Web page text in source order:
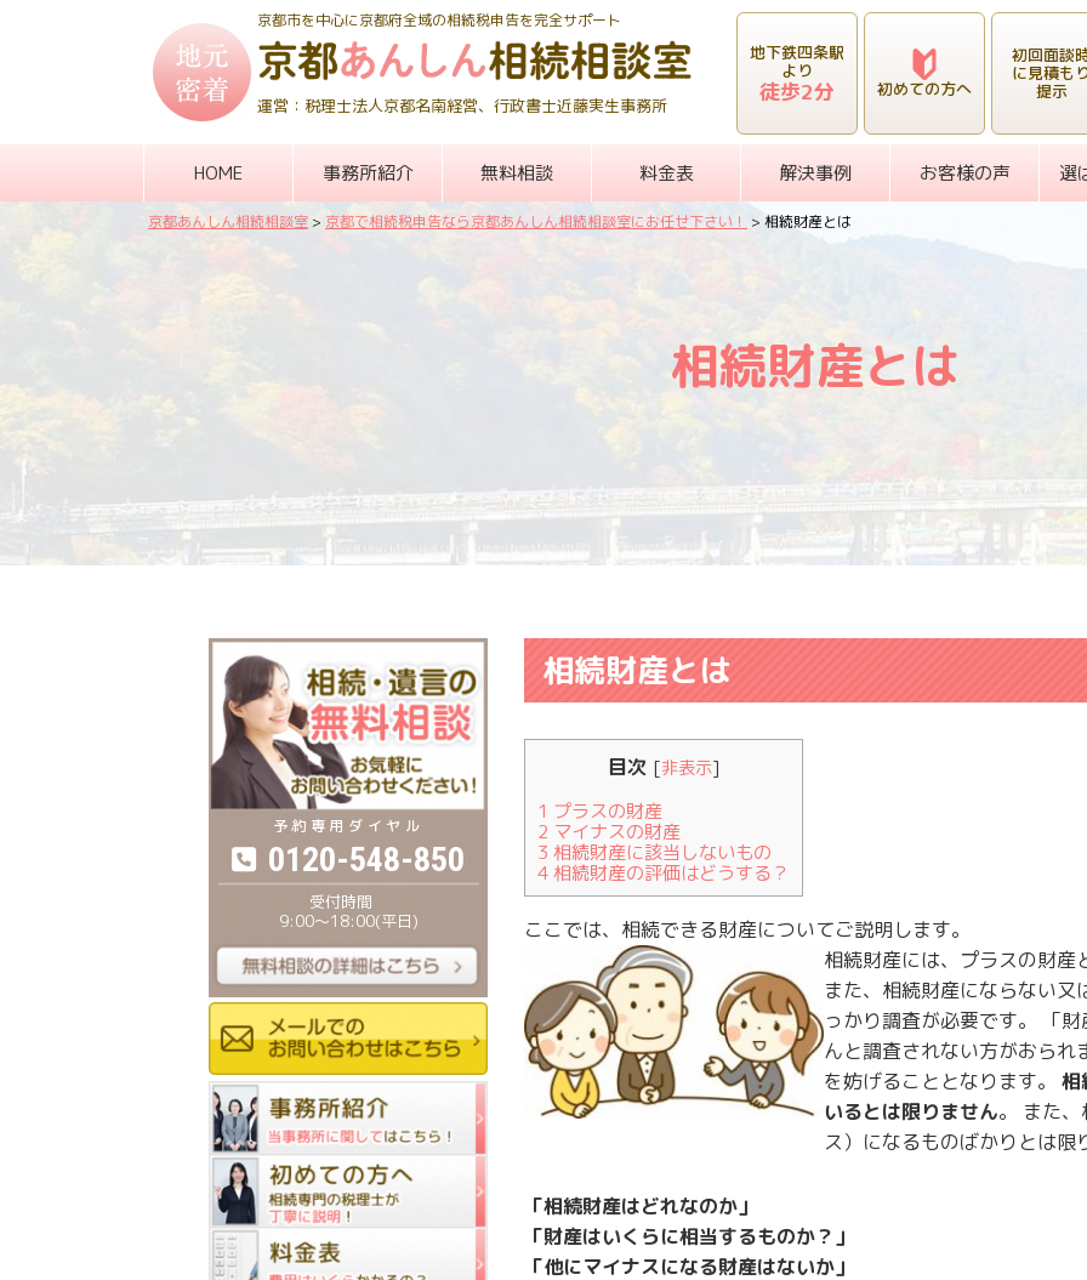
京都市を中心に京都府全域の相続税申告を完全サポート
運営：税理士法人京都名南経営、行政書士近藤実生事務所
地下鉄四条駅
より
徒歩2分 初めての方へ
初回面談
に見積も
提示
HOME 事務所紹介 無料相談 料金表 解決事例 お客様の声 選
京都あんしん相続相談室 > 京都で相続税申告なら京都あんしん相続相談室にお任せ下さい！ > 相続財産とは
相続財産とは
相続財産とは
目次 [非表示]
1 プラスの財産
2 マイナスの財産
3 相続財産に該当しないもの
4相続財産の評価はどうする？
ここでは、相続できる財産についてご説明します。
相続財産には、プラスの財産
また、相続財産にならない
っかり調査が必要です。 「
んと調査されない方がおられ
を妨げることとなります。 相
いるとは限りません。 また
ス）になるものばかりとは限
「相続財産はどれなのか」
「財産はいくらに相当するものか？」
「他にマイナスになる財産はないか」
0120-548-850
9:00〜18:00(平日)